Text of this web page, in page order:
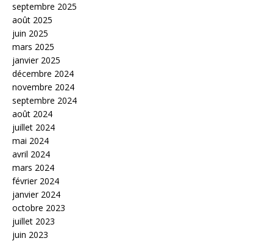
septembre 2025
août 2025
juin 2025
mars 2025
janvier 2025
décembre 2024
novembre 2024
septembre 2024
août 2024
juillet 2024
mai 2024
avril 2024
mars 2024
février 2024
janvier 2024
octobre 2023
juillet 2023
juin 2023